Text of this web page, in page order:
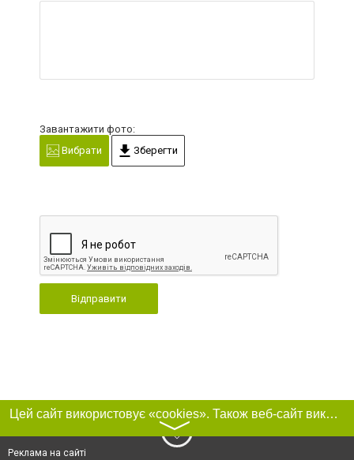
Завантажити фото:
Вибрати
Зберегти
Відправити
Цей сайт використовує «cookies». Також веб-сайт використовує інтернет-сервіс для збору технічних даних стосовно відвідувачів з метою отримання маркетингової та статистичної інформації. Умови обробки даних відвідувачів сайту див.
〉
Реклама на сайті